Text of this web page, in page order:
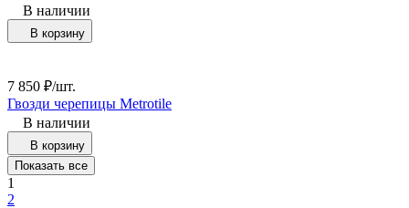
В наличии
В корзину
7 850 ₽/шт.
Гвозди черепицы Metrotile
В наличии
В корзину
Показать все
1
2